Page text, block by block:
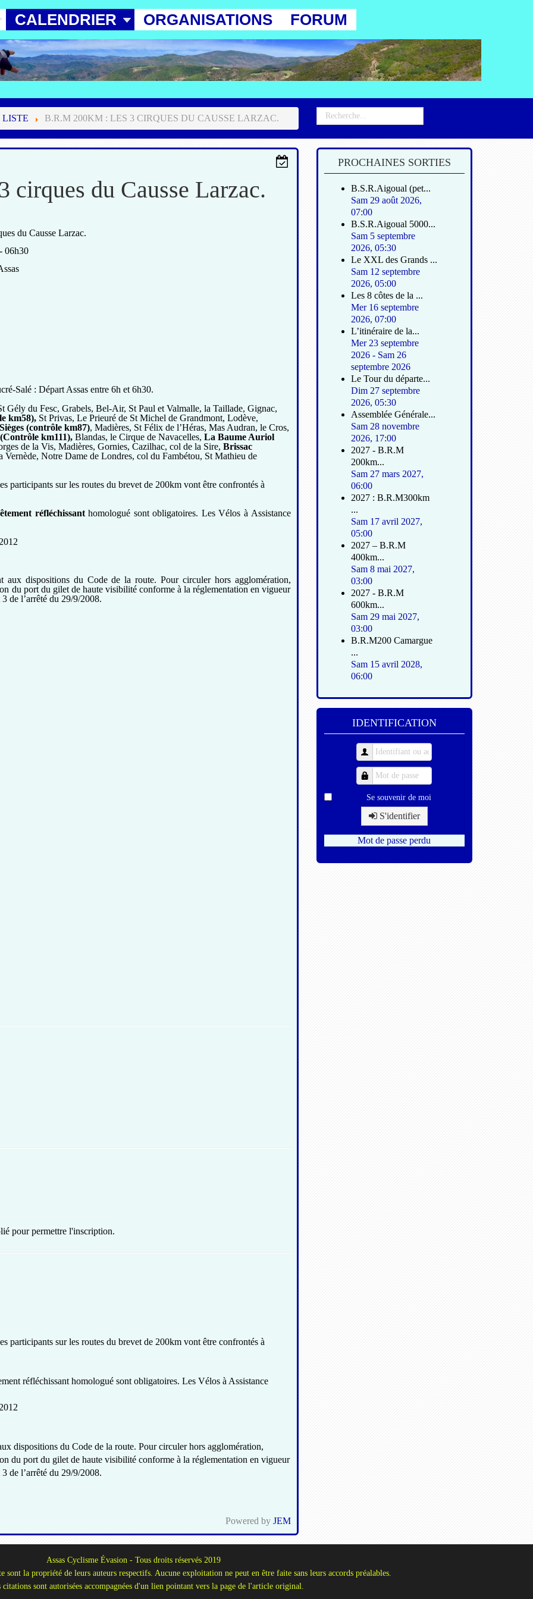
CALENDRIER ORGANISATIONS FORUM
B.R.M 200KM : LES 3 CIRQUES DU CAUSSE LARZAC.
du Causse Larzac.
du Causse Larzac.
06h30
Salé : Départ Assas entre 6h et 6h30.
Gély du Fesc, Grabels, Bel-Air, St Paul et Valmalle, la Taillade, Gignac,
km58), St Privas, Le Prieuré de St Michel de Grandmont, Lodève,
(contrôle km87), Madières, St Félix de l’Héras, Mas Audran, le Cros,
km111), Blandas, le Cirque de Navacelles, La Baume Auriol
de la Vis, Madières, Gornies, Cazilhac, col de la Sire, Brissac
Vernède, Notre Dame de Londres, col du Fambétou, St Mathieu de
participants sur les routes du brevet de 200km vont être confrontés à
réfléchissanthomologué sont obligatoires. Les Vélos à Assistance
aux dispositions du Code de la route. Pour circuler hors agglomération,
du port du gilet de haute visibilité conforme à la réglementation en vigueur
de l’arrêté du 29/9/2008.
pour permettre l'inscription.
participants sur les routes du brevet de 200km vont être confrontés à
réfléchissant homologué sont obligatoires. Les Vélos à Assistance
dispositions du Code de la route. Pour circuler hors agglomération,
du port du gilet de haute visibilité conforme à la réglementation en vigueur
de l’arrêté du 29/9/2008.
Powered by JEM
PROCHAINES SORTIES
B.S.R.Aigoual (pet...
Sam 29 août 2026,
07:00
B.S.R.Aigoual 5000...
Sam 5 septembre
2026, 05:30
Le XXL des Grands ...
Sam 12 septembre
2026, 05:00
Les 8 côtes de la ...
Mer 16 septembre
2026, 07:00
L’itinéraire de la...
Mer 23 septembre
2026- Sam 26
septembre 2026
Le Tour du départe...
Dim 27 septembre
2026, 05:30
Assemblée Générale...
Sam 28 novembre
2026, 17:00
2027 - B.R.M
200km...
Sam 27 mars 2027,
06:00
2027 : B.R.M300km
...
Sam 17 avril 2027,
05:00
2027 – B.R.M
400km...
Sam 8 mai 2027,
03:00
2027 - B.R.M
600km...
Sam 29 mai 2027,
03:00
B.R.M200 Camargue
...
Sam 15 avril 2028,
06:00
IDENTIFICATION
Se souvenir de moi
S'identifier
Mot de passe perdu
Assas Cyclisme Évasion - Tous droits réservés 2019
sont la propriété de leurs auteurs respectifs. Aucune exploitation ne peut en être faite sans leurs accords préalables.
citations sont autorisées accompagnées d'un lien pointant vers la page de l'article original.